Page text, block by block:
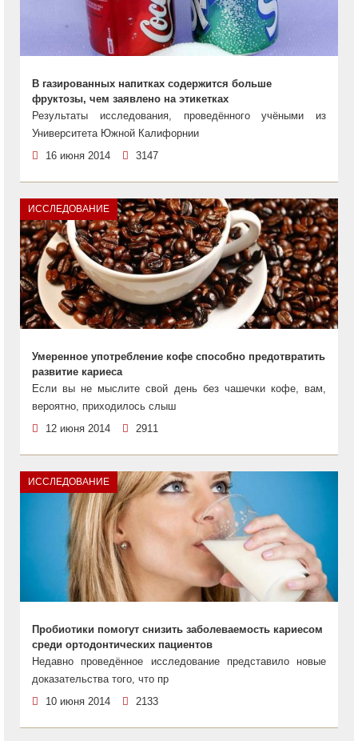
В газированных напитках содержится больше
фруктозы, чем заявлено на этикетках
Результаты исследования, проведённого учёными из
Университета Южной Калифорнии
16 июня 2014
3147
ИССЛЕДОВАНИЕ
Умеренное употребление кофе способно предотвратить
развитие кариеса
Если вы не мыслите свой день без чашечки кофе, вам,
вероятно, приходилось слыш
12 июня 2014
2911
ИССЛЕДОВАНИЕ
Пробиотики помогут снизить заболеваемость кариесом
среди ортодонтических пациентов
Недавно проведённое исследование представило новые
доказательства того, что пр
10 июня 2014
2133